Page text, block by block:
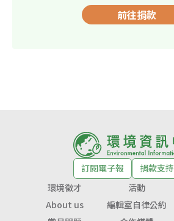
前往捐款
訂閱電子報
捐款支持
環境徵才
活動
About us
編輯室自律公約